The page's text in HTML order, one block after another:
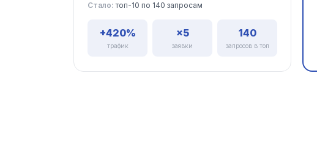
Стало: топ-10 по 140 запросам
+420%
трафик
×5
заявки
140
запросов в топ